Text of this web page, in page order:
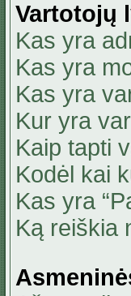
Vartotojų
Kas yra
Kas yra
Kas yra
Kur yra
Kaip tapti
Kodėl kai
Kas yra
Ką reiškia